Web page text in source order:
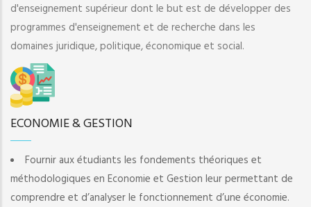
d'enseignement supérieur dont le but est de développer des
programmes d'enseignement et de recherche dans les
domaines juridique, politique, économique et social.
ECONOMIE & GESTION
Fournir aux étudiants les fondements théoriques et
méthodologiques en Economie et Gestion leur permettant de
comprendre et d’analyser le fonctionnement d’une économie.